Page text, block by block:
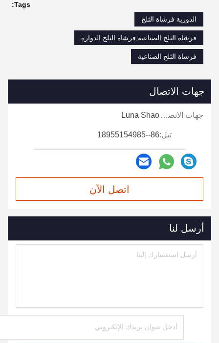
Tags:
الدورية فرشاة الثلج
فرشاة الثلج الصناعية,فرشاة الثلج الدوارة
فرشاة الثلج الصناعية
جهات الاتصال
جهات الاتصال: Luna Shao
تيل:86--18955154985
اتصل الآن
أرسل لنا